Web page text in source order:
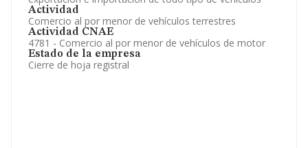
Actividad
Comercio al por menor de vehículos terrestres
Actividad CNAE
4781 - Comercio al por menor de vehículos de motor
Estado de la empresa
Cierre de hoja registral